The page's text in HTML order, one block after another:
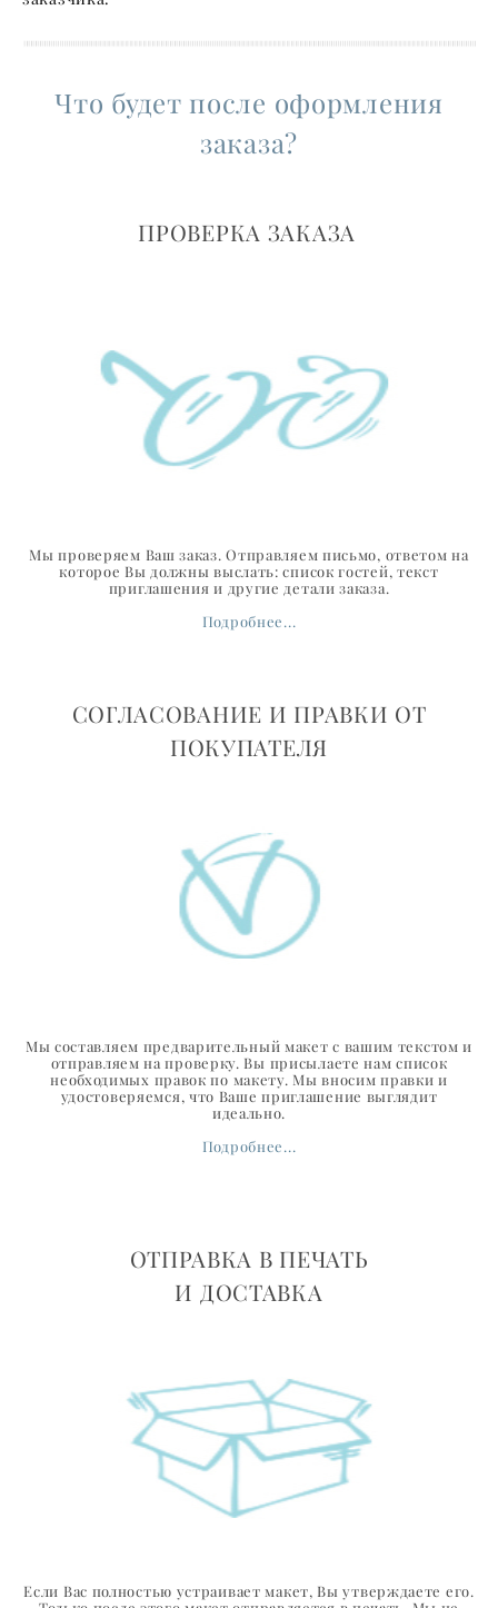
Что будет после оформления
заказа?
ПРОВЕРКА ЗАКАЗА
Мы проверяем Ваш заказ. Отправляем письмо, ответом на
которое Вы должны выслать: список гостей, текст
приглашения и другие детали заказа.
Подробнее...
СОГЛАСОВАНИЕ И ПРАВКИ ОТ
ПОКУПАТЕЛЯ
Мы составляем предварительный макет с вашим текстом и
отправляем на проверку. Вы присылаете нам список
необходимых правок по макету. Мы вносим правки и
удостоверяемся, что Ваше приглашение выглядит
идеально.
Подробнее...
ОТПРАВКА В ПЕЧАТЬ
И ДОСТАВКА
Если Вас полностью устраивает макет, Вы утверждаете его.